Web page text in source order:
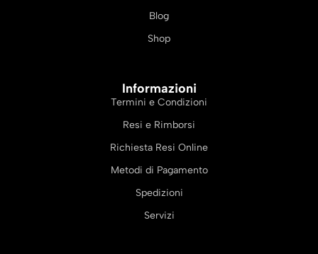
Blog
Shop
Informazioni
Termini e Condizioni
Resi e Rimborsi
Richiesta Resi Online
Metodi di Pagamento
Spedizioni
Servizi